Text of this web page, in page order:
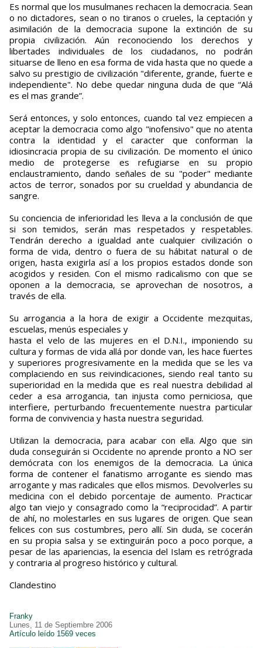
Es normal que los musulmanes rechacen la democracia. Sean
o no dictadores, sean o no tiranos o crueles, la ceptación y
asimilación de la democracia supone la extinción de su
propia civilización. Aún reconociendo los derechos y
libertades individuales de los ciudadanos, no podrán
situarse de lleno en esa forma de vida hasta que no quede a
salvo su prestigio de civilización "diferente, grande, fuerte e
independiente". No debe quedar ninguna duda de que “Alá
es el mas grande”.
Será entonces, y solo entonces, cuando tal vez empiecen a
aceptar la democracia como algo "inofensivo" que no atenta
contra la identidad y el caracter que conforman la
idiosincracia propia de su civilización. De momento el único
medio de protegerse es refugiarse en su propio
enclaustramiento, dando señales de su "poder" mediante
actos de terror, sonados por su crueldad y abundancia de
sangre.
Su conciencia de inferioridad les lleva a la conclusión de que
si son temidos, serán mas respetados y respetables.
Tendrán derecho a igualdad ante cualquier civilización o
forma de vida, dentro o fuera de su hábitat natural o de
origen, hasta exigirla así a los propios estados donde son
acogidos y residen. Con el mismo radicalismo con que se
oponen a la democracia, se aprovechan de nosotros, a
través de ella.
Su arrogancia a la hora de exigir a Occidente mezquitas,
escuelas, menús especiales y
hasta el velo de las mujeres en el D.N.I., imponiendo su
cultura y formas de vida allá por donde van, les hace fuertes
y superiores progresivamente en la medida que se les va
complaciendo en sus reivindicaciones, siendo real tanto su
superioridad en la medida que es real nuestra debilidad al
ceder a esa arrogancia, tan injusta como perniciosa, que
interfiere, perturbando frecuentemente nuestra particular
forma de convivencia y hasta nuestra seguridad.
Utilizan la democracia, para acabar con ella. Algo que sin
duda conseguirán si Occidente no aprende pronto a NO ser
demócrata con los enemigos de la democracia. La única
forma de contener el fanatismo arrogante es siendo mas
arrogante y mas radicales que ellos mismos. Devolverles su
medicina con el debido porcentaje de aumento. Practicar
algo tan viejo y consagrado como la “reciprocidad”. A partir
de ahí, no molestarles en sus lugares de origen. Que sean
felices con sus costumbres, pero allí. Sin duda, se cocerán
en su propia salsa y se extinguirán poco a poco porque, a
pesar de las apariencias, la esencia del Islam es retrógrada
y contraria al progreso histórico y cultural.
Clandestino
Franky
Lunes, 11 de Septiembre 2006
Artículo leído 1569 veces